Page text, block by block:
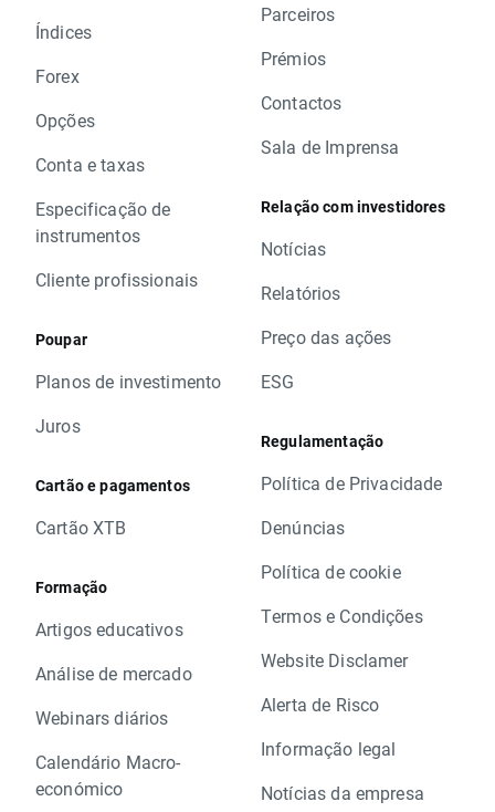
Índices
Forex
Opções
Conta e taxas
Especificação de
instrumentos
Cliente profissionais
Poupar
Planos de investimento
Juros
Cartão e pagamentos
Cartão XTB
Formação
Artigos educativos
Análise de mercado
Webinars diários
Calendário Macro-
económico
Parceiros
Prémios
Contactos
Sala de Imprensa
Relação com investidores
Notícias
Relatórios
Preço das ações
ESG
Regulamentação
Política de Privacidade
Denúncias
Política de cookie
Termos e Condições
Website Disclamer
Alerta de Risco
Informação legal
Notícias da empresa